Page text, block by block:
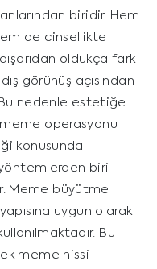
biridir. Hem
de cinsellikte
oldukça fark
görünüş açısından
nedenle estetiğe
operasyonu
konusunda
biri
Meme büyütme
uygun olarak
Bu
meme hissi